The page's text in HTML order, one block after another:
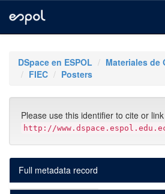
navigationDSpace en ESPOL
Materiales de
FIEC
Posters
Please use this identifier to cite or
http://
Full metadata record